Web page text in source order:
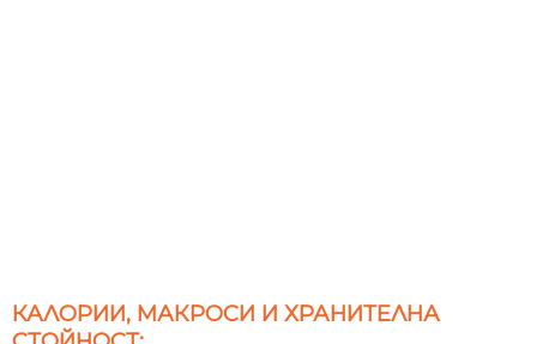
КАЛОРИИ, МАКРОСИ И ХРАНИТЕЛНА